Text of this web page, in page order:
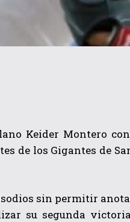
Keider Montero
de los Gigantes de
sin permitir
su segunda